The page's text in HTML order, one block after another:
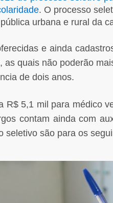
. O processo
urbana e rural da
e ainda
quais não poderão
de dois anos.
R$ 5,1 mil para médico
contam ainda com
seletivo são para os